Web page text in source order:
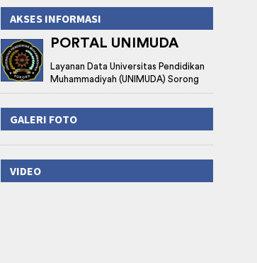
AKSES INFORMASI
PORTAL UNIMUDA
Layanan Data Universitas Pendidikan
Muhammadiyah (UNIMUDA) Sorong
GALERI FOTO
VIDEO